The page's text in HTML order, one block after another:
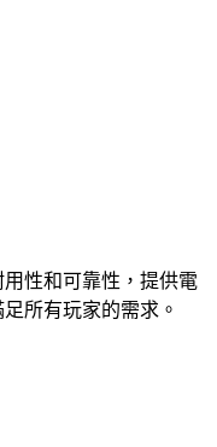
性和可靠性，提供電
所有玩家的需求。